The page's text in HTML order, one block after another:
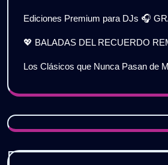
Ediciones Premium para DJs 🎧
💖 BALADAS DEL RECUERDO
Los Clásicos que Nunca Pasan de